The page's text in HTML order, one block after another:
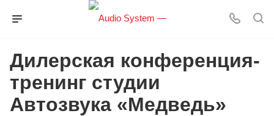
Дилерская конференция-
тренинг студии
Автозвука «Медведь»